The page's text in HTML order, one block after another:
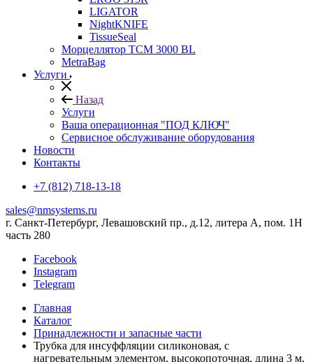
LIGATOR
NightKNIFE
TissueSeal
Морцеллятор ТСМ 3000 BL
MetraBag
Услуги
Назад
Услуги
Ваша операционная "ПОД КЛЮЧ"
Сервисное обслуживание оборудования
Новости
Контакты
+7 (812) 718-13-18
sales@nmsystems.ru
г. Санкт-Петербург, Левашовский пр., д.12, литера А, пом. 1Н
часть 280
Facebook
Instagram
Telegram
Главная
Каталог
Принадлежности и запасные части
Трубка для инсуффляции силиконовая, с
нагревательным элементом, высокопоточная, длина 3 м,